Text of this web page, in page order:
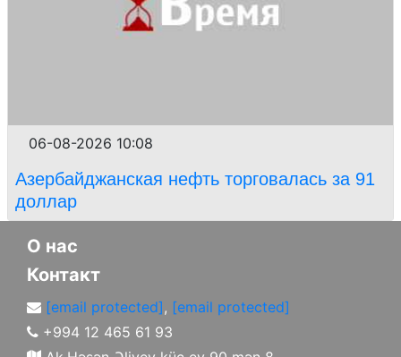
06-08-2026 10:08
Азербайджанская нефть торговалась за 91
доллар
О нас
Контакт
[email protected], [email protected]
+994 12 465 61 93